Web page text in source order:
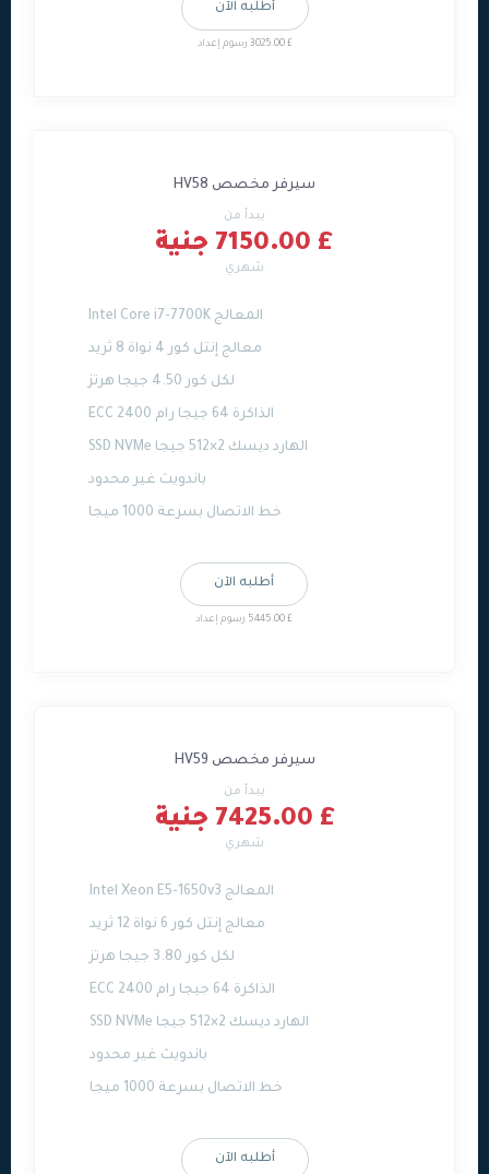
أطلبه الآن
£ 3025.00 رسوم إعداد
سيرفر مخصص HV58
يبدأ من
£ 7150.00 جنية
شهري
المعالج Intel Core i7-7700K
معالج إنتل كور 4 نواة 8 ثريد
لكل كور 4.50 جيجا هرتز
الذاكرة 64 جيجا رام ECC 2400
الهارد ديسك 2×512 جيجا SSD NVMe
باندويث غير محدود
خط الاتصال بسرعة 1000 ميجا
أطلبه الآن
£ 5445.00 رسوم إعداد
سيرفر مخصص HV59
يبدأ من
£ 7425.00 جنية
شهري
المعالج Intel Xeon E5-1650v3
معالج إنتل كور 6 نواة 12 ثريد
لكل كور 3.80 جيجا هرتز
الذاكرة 64 جيجا رام ECC 2400
الهارد ديسك 2×512 جيجا SSD NVMe
باندويث غير محدود
خط الاتصال بسرعة 1000 ميجا
أطلبه الآن